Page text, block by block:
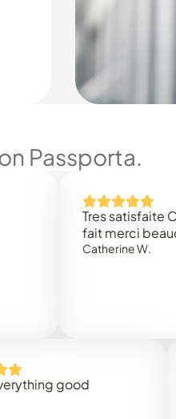
Passporta.
Tres satisfaite C’est
fait merci beaucoup
Catherine W.
good